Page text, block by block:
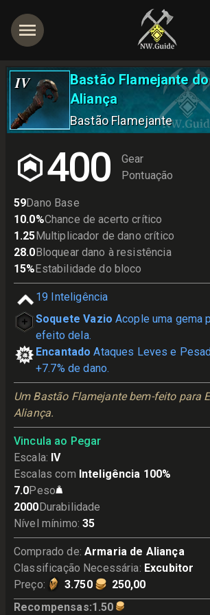
IV
Bastão Flamejante
Aliança
Bastão Flamejante
400
Gear
Pontuação
59Dano Base
10.0%Chance de acerto crítico
1.25Multiplicador de dano crítico
28.0Bloquear dano à resistência
15%Estabilidade do bloco
19 Inteligência
Soquete Vazio Acople uma gema
efeito dela.
Encantado Ataques Leves e
+7.7% de dano.
Um Bastão Flamejante bem-feito para
Aliança.
Vincula ao Pegar
Escala: IV
Escalas com Inteligência 100%
7.0Peso
2000Durabilidade
Nível mínimo: 35
Comprado de: Armaria de Aliança
Classificação Necessária: Excubitor
Preço: 3.750
250,00
Recompensas:1.50